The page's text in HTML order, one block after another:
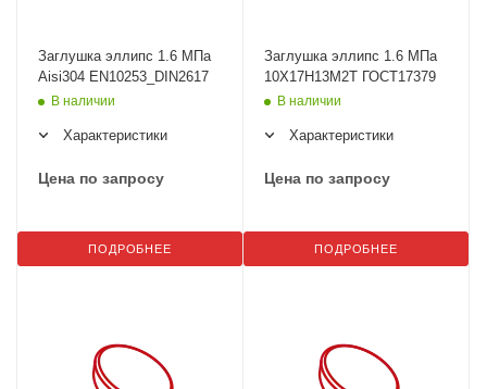
Заглушка эллипс 1.6 МПа
Aisi304 EN10253_DIN2617
В наличии
Характеристики
Цена по запросу
ПОДРОБНЕЕ
Заглушка эллипс 1.6 МПа
10Х17Н13М2Т ГОСТ17379
В наличии
Характеристики
Цена по запросу
ПОДРОБНЕЕ